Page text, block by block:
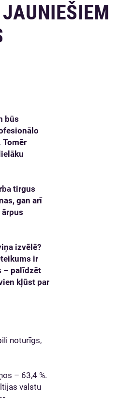
būs
tirgus
gan arī
izvēlē?
ir
– palīdzēt
kļūst par
noturīgs,
– 63,4 %.
valstu